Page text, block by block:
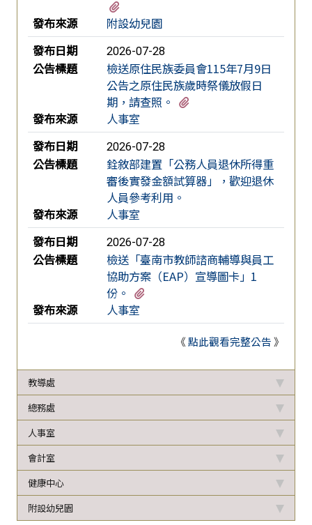
發布來源
附設幼兒園
發布日期
2026-07-28
公告標題
檢送原住民族委員會115年7月9日
公告之原住民族歲時祭儀放假日
期，請查照。
發布來源
人事室
發布日期
2026-07-28
公告標題
銓敘部建置「公務人員退休所得重
審後實發金額試算器」，歡迎退休
人員參考利用。
發布來源
人事室
發布日期
2026-07-28
公告標題
檢送「臺南市教師諮商輔導與員工
協助方案（EAP）宣導圖卡」1
份。
發布來源
人事室
《點此觀看完整公告》
教導處
總務處
人事室
會計室
健康中心
附設幼兒園